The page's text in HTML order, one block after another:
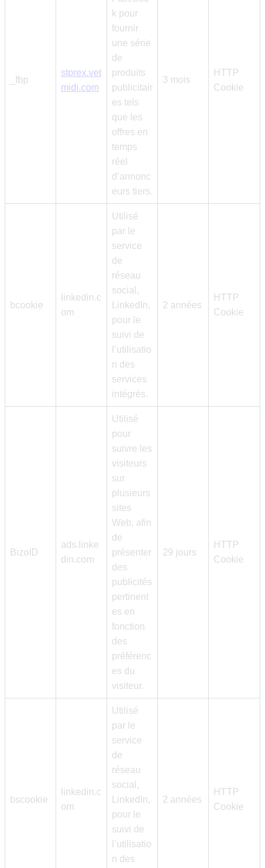
_fbp
stprex.vet
midi.com
k pour
fournir
une série
de
produits
publicitair
es tels
que les
offres en
temps
réel
d’annonc
eurs tiers.
3 mois
HTTP
Cookie
bcookie
linkedin.c
om
Utilisé
par le
service
de
réseau
social,
LinkedIn,
pour le
suivi de
l’utilisatio
n des
services
intégrés.
2 années
HTTP
Cookie
BizoID
ads.linke
din.com
Utilisé
pour
suivre les
visiteurs
sur
plusieurs
sites
Web, afin
de
présenter
des
publicités
pertinent
es en
fonction
des
préférenc
es du
visiteur.
29 jours
HTTP
Cookie
bscookie
linkedin.c
om
Utilisé
par le
service
de
réseau
social,
LinkedIn,
pour le
suivi de
l’utilisatio
n des
2 années
HTTP
Cookie